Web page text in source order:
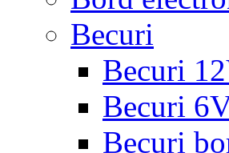
Becuri
Becuri
Becuri
Becuri